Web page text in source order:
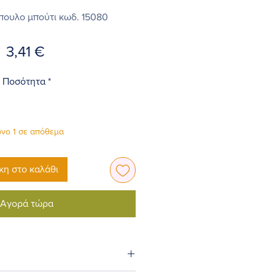
μπούτι κωδ. 15080
3,41 €Τιμή
Ποσότητα *
1 σε απόθεμα
στο καλάθι
Αγορά τώρα